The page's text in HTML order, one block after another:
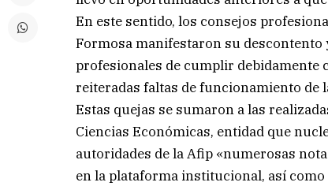
En este sentido, los consejos
Formosa manifestaron su
profesionales de cumplir debidamente
reiteradas faltas de funcionamiento de
Estas quejas se sumaron a las
Ciencias Económicas, entidad que
autoridades de la Afip «numerosas
en la plataforma institucional, así